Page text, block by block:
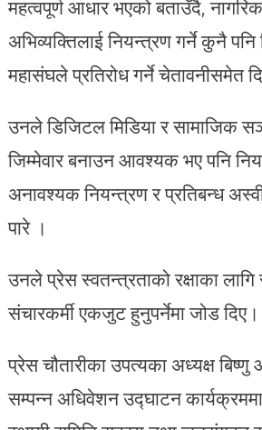
महत्वपूर्ण आधार भएको बताउँदै,
अभिव्यक्तिलाई नियन्त्रण गर्ने कुनै
महासंघले प्रतिरोध गर्ने चेतावनीसमेत
उनले डिजिटल मिडिया र सामाजिक
जिम्मेवार बनाउन आवश्यक भए पनि
अनावश्यक नियन्त्रण र प्रतिबन्ध
पारे ।
उनले प्रेस स्वतन्त्रताको रक्षाका
संचारकर्मी एकजुट हुनुपर्नेमा जोड दिए।
प्रेस चौतारीका उपत्यका अध्यक्ष बिष्णु
सम्पन्न अधिवेशन उद्घाटन